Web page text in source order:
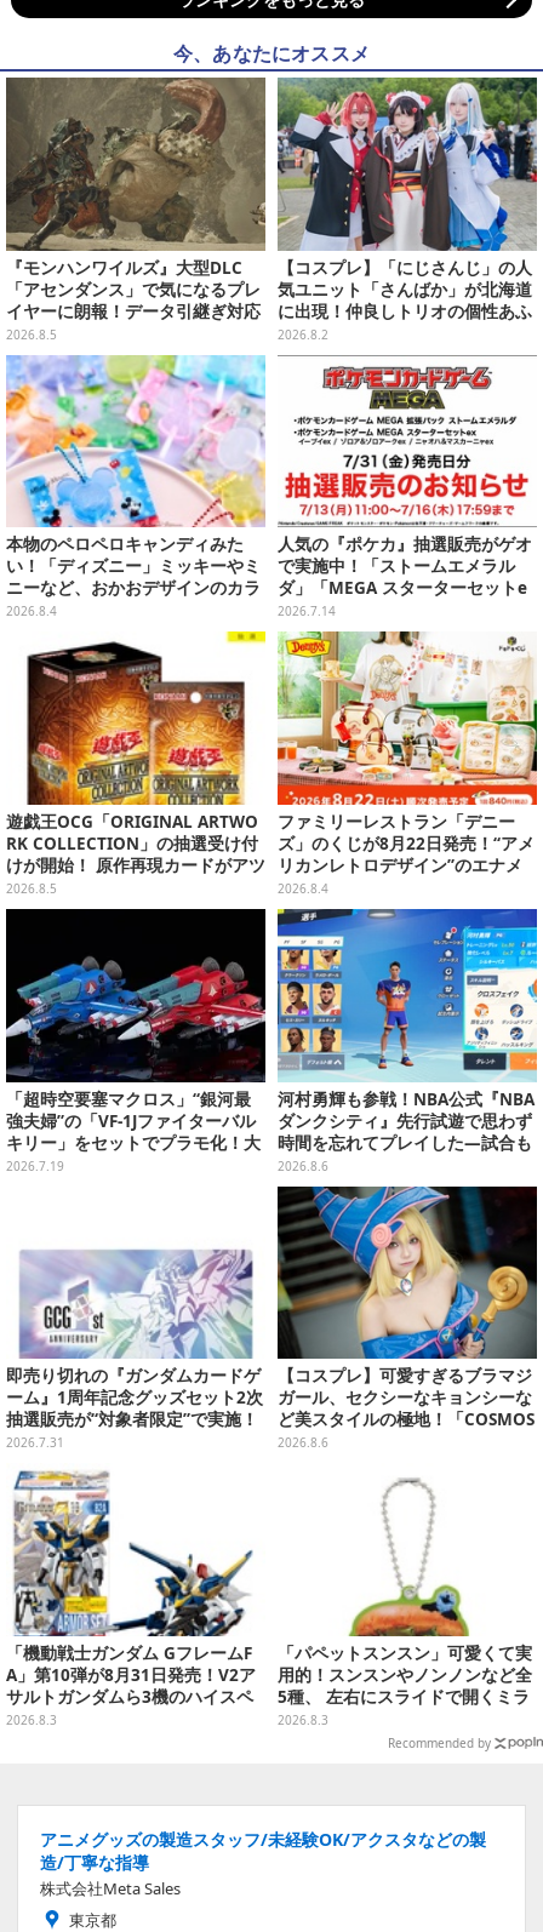
今、あなたにオススメ
『モンハンワイルズ』大型DLC
「アセンダンス」で気になるプレ
イヤーに朗報！データ引継ぎ対応
の「序盤体験版」が本日8月5日配
信
2026.8.5
【コスプレ】「にじさんじ」の人
気ユニット「さんばか」が北海道
に出現！仲良しトリオの個性あふ
れる可愛さが北の大地で花開く
【写真17枚】
2026.8.2
本物のペロペロキャンディみた
い！「ディズニー」ミッキーやミ
ニーなど、おかおデザインのカラ
フルチャーム全10種が8月31日発
2026.8.4
人気の『ポケカ』抽選販売がゲオ
で実施中！「ストームエメラル
ダ」「MEGA スターターセットe
x」各種の全4商品
2026.7.14
遊戯王OCG「ORIGINAL ARTWO
RK COLLECTION」の抽選受け付
けが開始！ 原作再現カードがアツ
いスペシャルパック
2026.8.5
ファミリーレストラン「デニー
ズ」のくじが8月22日発売！“アメ
リカンレトロデザイン”のエナメ
ルバッグやTシャツなど、日常使
いできるグッズを用意
2026.8.4
「超時空要塞マクロス」“銀河最
強夫婦”の「VF-1Jファイターバル
キリー」をセットでプラモ化！大
気圏外仕様パイロットスーツフィ
2026.7.19
河村勇輝も参戦！NBA公式『NBA
ダンクシティ』先行試遊で思わず
時間を忘れてプレイした―試合も
育成もバッシュ作るのも楽しいぞ
2026.8.6
即売り切れの『ガンダムカードゲ
ーム』1周年記念グッズセット2次
抽選販売が“対象者限定”で実施！
プレバン全会員向け3次抽選も
2026.7.31
【コスプレ】可愛すぎるブラマジ
ガール、セクシーなキョンシーな
ど美スタイルの極地！「COSMOS
創作攝影展」台湾美女レイヤーま
2026.8.6
「機動戦士ガンダム GフレームF
A」第10弾が8月31日発売！V2ア
サルトガンダムら3機のハイスペ
ック可動フィギュア
2026.8.3
「パペットスンスン」可愛くて実
用的！スンスンやノンノンなど全
5種、 左右にスライドで開くミラ
ーがガシャポンにて発売
2026.8.3
Recommended by
アニメグッズの製造スタッフ/未経験OK/アクスタなどの製
造/丁寧な指導
株式会社Meta Sales
東京都